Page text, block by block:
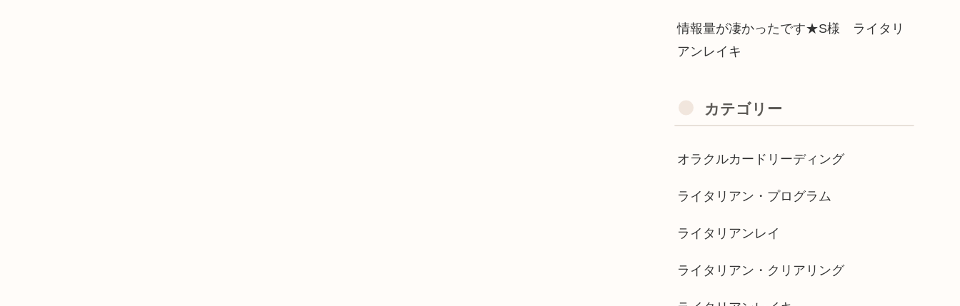
情報量が凄かったです★S様 ライタリ
アンレイキ
カテゴリー
オラクルカードリーディング
ライタリアン・プログラム
ライタリアンレイ
ライタリアン・クリアリング